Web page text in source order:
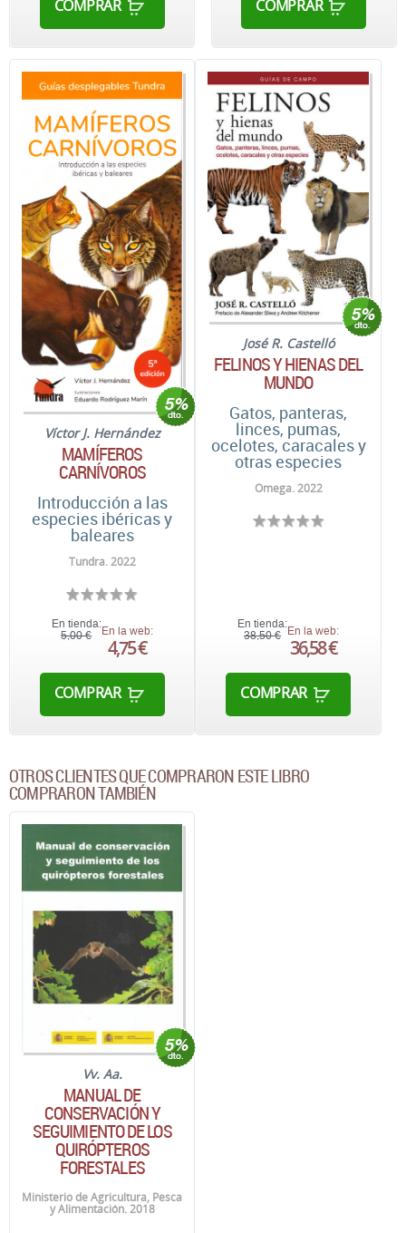
COMPRAR COMPRAR
Víctor J. Hernández
MAMÍFEROS
CARNÍVOROS
Introducción a las
especies ibéricas y
baleares
Tundra. 2022
En tienda:
5,00 €
En la web:
4,75 €
COMPRAR
José R. Castelló
FELINOS Y HIENAS DEL
MUNDO
Gatos, panteras,
linces, pumas,
ocelotes, caracales y
otras especies
Omega. 2022
En tienda:
38,50 € En la web:
36,58 €
COMPRAR
OTROS CLIENTES QUE COMPRARON ESTE LIBRO
COMPRARON TAMBIÉN
Vv. Aa.
MANUAL DE
CONSERVACIÓN Y
SEGUIMIENTO DE LOS
QUIRÓPTEROS
FORESTALES
Ministerio de Agricultura, Pesca
y Alimentación. 2018